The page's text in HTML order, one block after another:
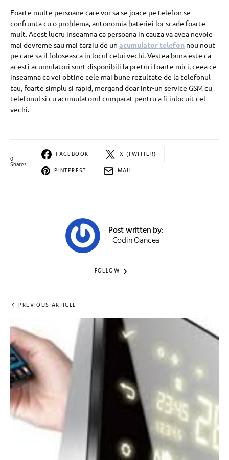
Foarte multe persoane care vor sa se joace pe telefon se
confrunta cu o problema, autonomia bateriei lor scade foarte
mult. Acest lucru inseamna ca persoana in cauza va avea nevoie
mai devreme sau mai tarziu de un acumulator telefon nou nout
pe care sa il foloseasca in locul celui vechi. Vestea buna este ca
acesti acumulatori sunt disponibili la preturi foarte mici, ceea ce
inseamna ca vei obtine cele mai bune rezultate de la telefonul
tau, foarte simplu si rapid, mergand doar intr-un service GSM cu
telefonul si cu acumulatorul cumparat pentru a fi inlocuit cel
vechi.
0
Shares
FACEBOOK
X (TWITTER)
PINTEREST
MAIL
Post written by:
Codin Oancea
FOLLOW
PREVIOUS ARTICLE